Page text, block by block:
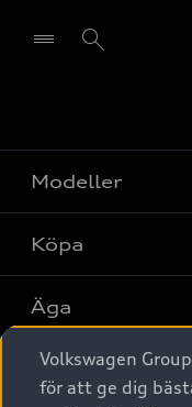
Modeller
Alla modeller
Elbilar
A6 modellerna
Köpa
Privaterbjudanden
Privatleasing
Nya bilar i lager
Äga
Service & tillbehör
Tjänstebil
Volkswagen
för att ge dig